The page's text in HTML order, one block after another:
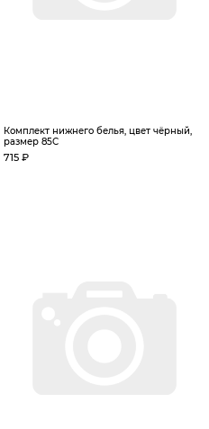
Комплект нижнего белья, цвет чёрный,
размер 85С
715 ₽